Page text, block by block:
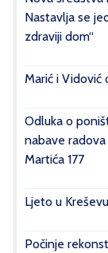
Nastavlja se
zdraviji dom“
Marić i Vidović
Odluka o
nabave
Martića 177
Ljeto u
Počinje